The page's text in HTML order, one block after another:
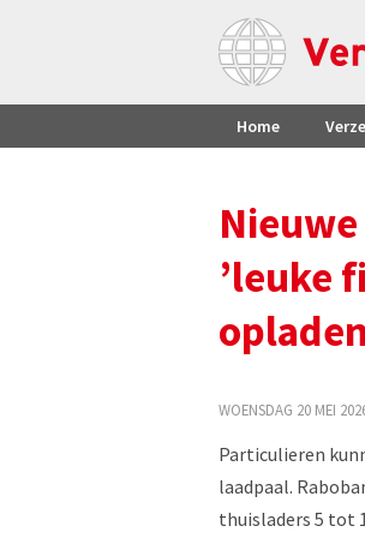
Home
’leuke
WOENSDAG 20 MEI
Particulieren
laadpaal.
thuisladers 5 tot